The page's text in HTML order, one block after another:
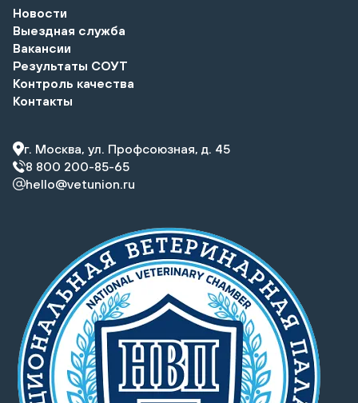
Новости
Выездная служба
Вакансии
Результаты СОУТ
Контроль качества
Контакты
г. Москва, ул. Профсоюзная, д. 45
8 800 200-85-65
hello@vetunion.ru